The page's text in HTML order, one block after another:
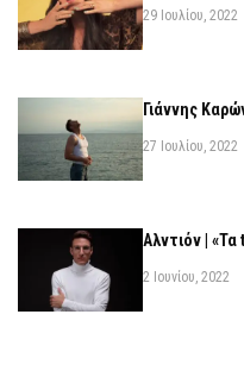
29 Ιουλίου, 2022
Γιάννης
27 Ιουλίου, 2022
Αλντιόν |
2 Ιουνίου, 2022